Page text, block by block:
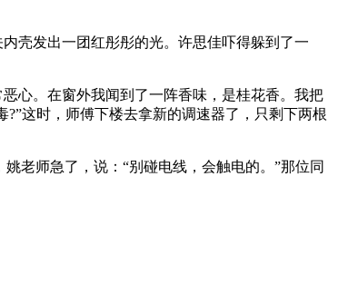
壳发出一团红彤彤的光。许思佳吓得躲到了一
心。在窗外我闻到了一阵香味，是桂花香。我把
这时，师傅下楼去拿新的调速器了，只剩下两根
老师急了，说：“别碰电线，会触电的。”那位同